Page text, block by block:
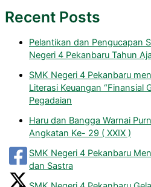
Recent Posts
Pelantikan dan Pengucapan
Negeri 4 Pekanbaru Tahun
SMK Negeri 4 Pekanbaru
Literasi Keuangan “Finansial
Pegadaian
Haru dan Bangga Warnai
Angkatan Ke- 29 ( XXIX )
SMK Negeri 4 Pekanbaru
dan Sastra